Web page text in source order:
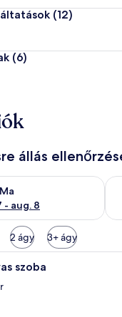
(12)
(6)
állás
Ma
- aug. 8
állás ellenőrzése:
A
2 ágy 3+ ágy
Egy modern
szoba